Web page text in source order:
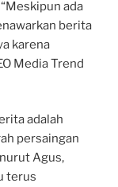
ada
berita
karena
Media Trend
adalah
persaingan
Agus,
terus